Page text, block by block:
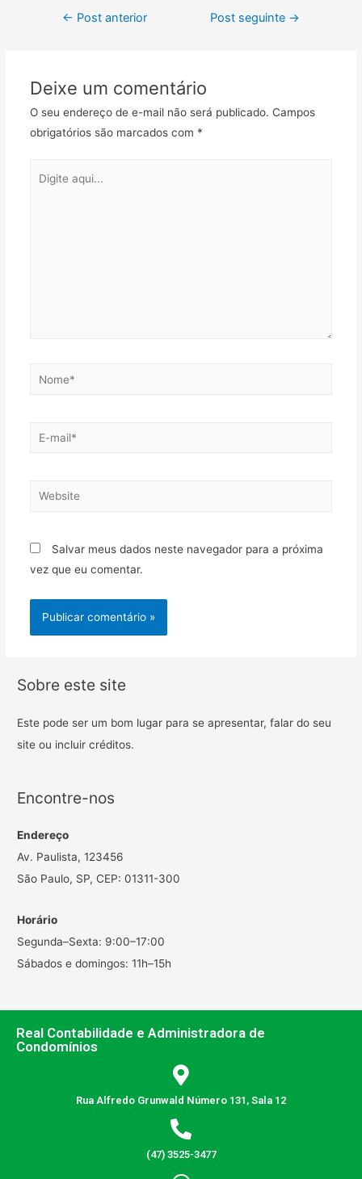
← Post anterior Post seguinte →
Deixe um comentário
O seu endereço de e-mail não será publicado. Campos
obrigatórios são marcados com *
Salvar meus dados neste navegador para a próxima
vez que eu comentar.
Sobre este site
Este pode ser um bom lugar para se apresentar, falar do seu
site ou incluir créditos.
Encontre-nos
Endereço
Av. Paulista, 123456
São Paulo, SP, CEP: 01311-300
Horário
Segunda–Sexta: 9:00–17:00
Sábados e domingos: 11h–15h
Real Contabilidade e Administradora de
Condomínios
Rua Alfredo Grunwald Número 131, Sala 12
(47) 3525-3477